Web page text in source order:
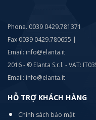
Phone. 0039 0429.781371
Fax 0039 0429.780655 |
Email: info@elanta.it
2016 - © Elanta S.r.l. - VAT:
Email: info@elanta.it
HỖ TRỢ KHÁCH HÀNG
Chính sách bảo mật